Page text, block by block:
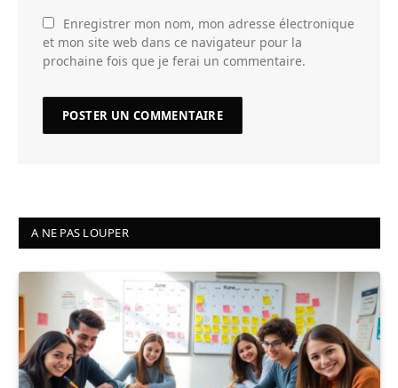
Enregistrer mon nom, mon adresse électronique
et mon site web dans ce navigateur pour la
prochaine fois que je ferai un commentaire.
A NE PAS LOUPER